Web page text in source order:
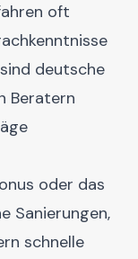
oft
deutsche
Beratern
oder das
Sanierungen,
schnelle